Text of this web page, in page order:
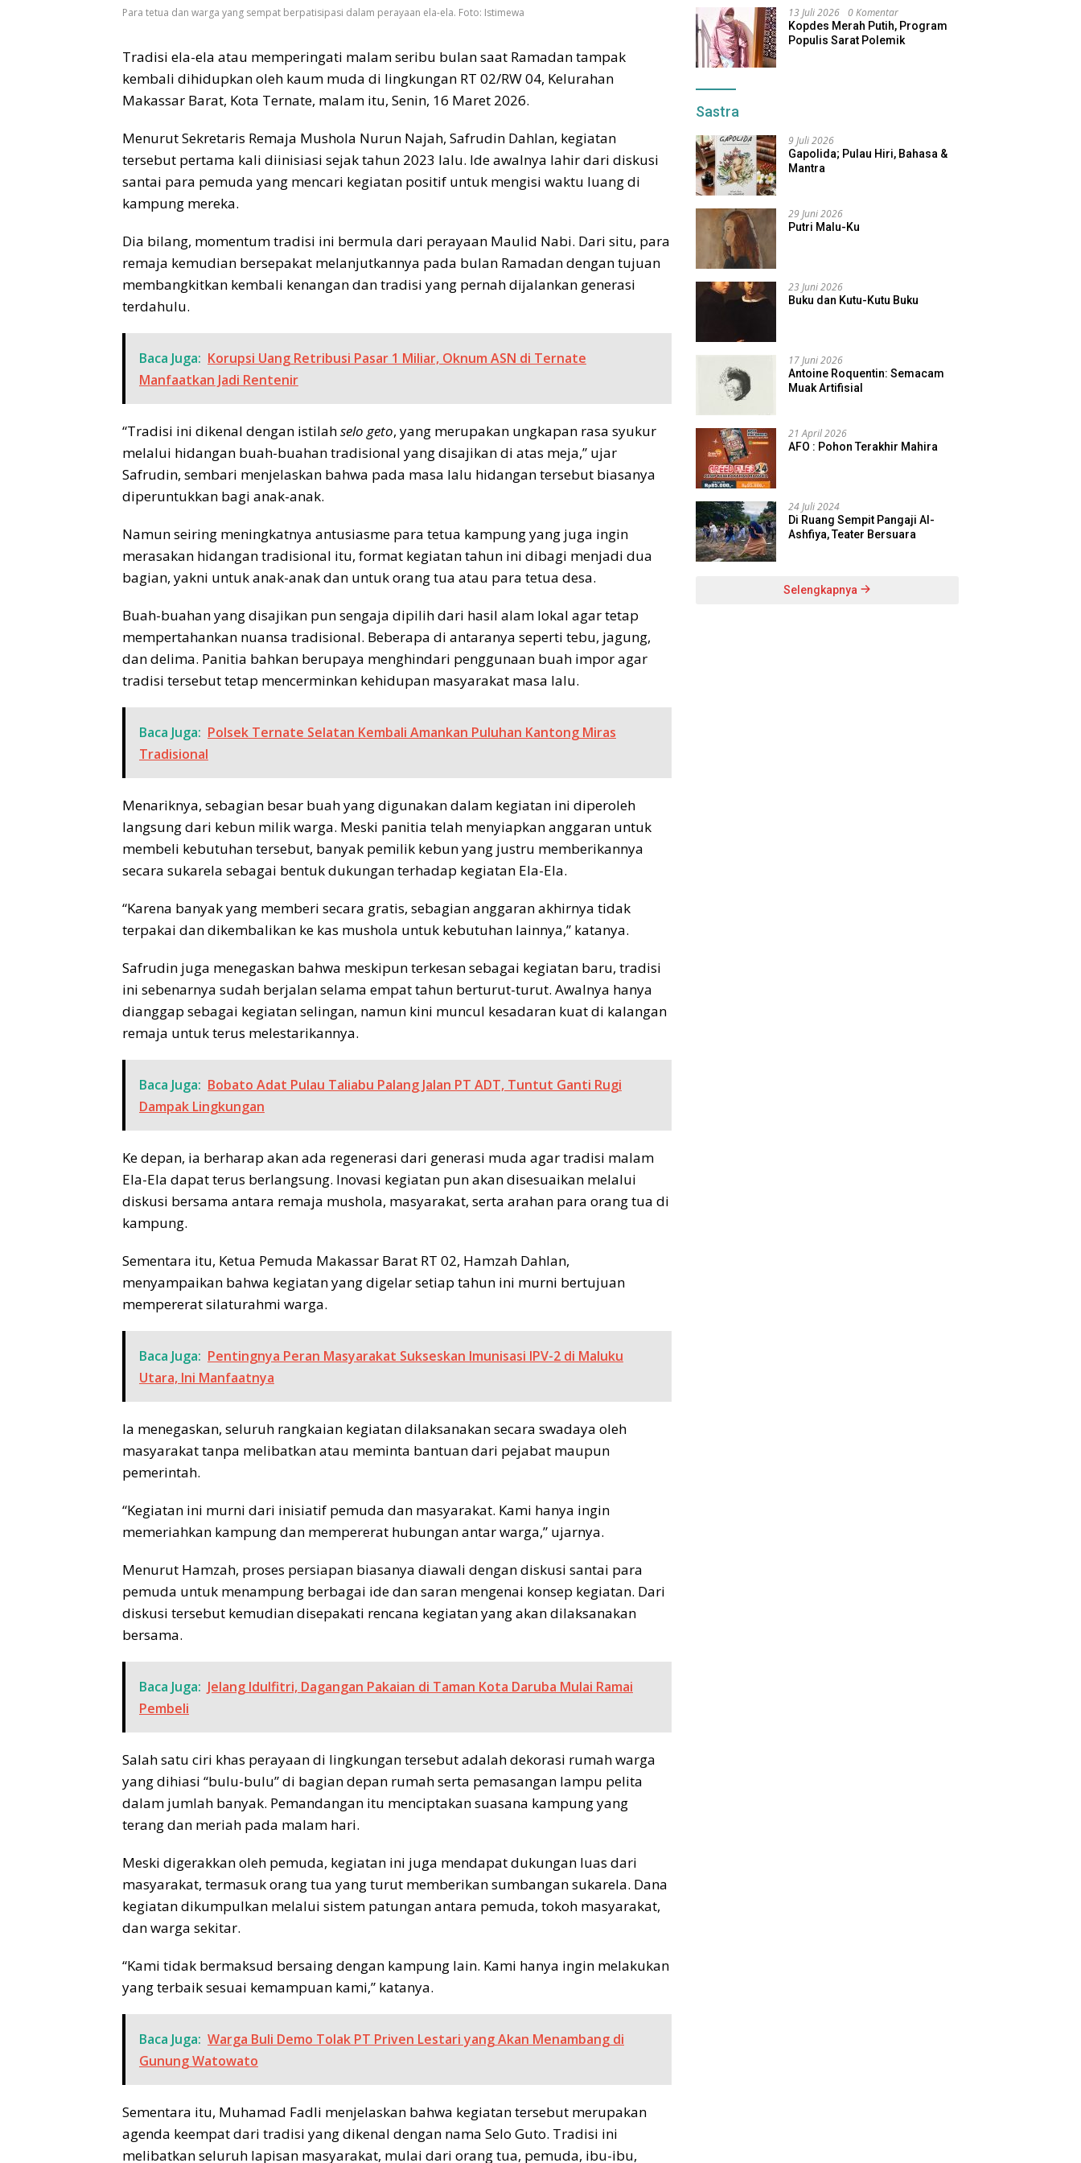
Para tetua dan warga yang sempat berpatisipasi dalam perayaan ela-ela. Foto: Istimewa
Tradisi ela-ela atau memperingati malam seribu bulan saat Ramadan tampak
kembali dihidupkan oleh kaum muda di lingkungan RT 02/RW 04, Kelurahan
Makassar Barat, Kota Ternate, malam itu, Senin, 16 Maret 2026.
Menurut Sekretaris Remaja Mushola Nurun Najah, Safrudin Dahlan, kegiatan
tersebut pertama kali diinisiasi sejak tahun 2023 lalu. Ide awalnya lahir dari diskusi
santai para pemuda yang mencari kegiatan positif untuk mengisi waktu luang di
kampung mereka.
Dia bilang, momentum tradisi ini bermula dari perayaan Maulid Nabi. Dari situ, para
remaja kemudian bersepakat melanjutkannya pada bulan Ramadan dengan tujuan
membangkitkan kembali kenangan dan tradisi yang pernah dijalankan generasi
terdahulu.
Baca Juga: Korupsi Uang Retribusi Pasar 1 Miliar, Oknum ASN di Ternate
Manfaatkan Jadi Rentenir
“Tradisi ini dikenal dengan istilahselo geto, yang merupakan ungkapan rasa syukur
melalui hidangan buah-buahan tradisional yang disajikan di atas meja,” ujar
Safrudin, sembari menjelaskan bahwa pada masa lalu hidangan tersebut biasanya
diperuntukkan bagi anak-anak.
Namun seiring meningkatnya antusiasme para tetua kampung yang juga ingin
merasakan hidangan tradisional itu, format kegiatan tahun ini dibagi menjadi dua
bagian, yakni untuk anak-anak dan untuk orang tua atau para tetua desa.
Buah-buahan yang disajikan pun sengaja dipilih dari hasil alam lokal agar tetap
mempertahankan nuansa tradisional. Beberapa di antaranya seperti tebu, jagung,
dan delima. Panitia bahkan berupaya menghindari penggunaan buah impor agar
tradisi tersebut tetap mencerminkan kehidupan masyarakat masa lalu.
Baca Juga: Polsek Ternate Selatan Kembali Amankan Puluhan Kantong Miras
Tradisional
Menariknya, sebagian besar buah yang digunakan dalam kegiatan ini diperoleh
langsung dari kebun milik warga. Meski panitia telah menyiapkan anggaran untuk
membeli kebutuhan tersebut, banyak pemilik kebun yang justru memberikannya
secara sukarela sebagai bentuk dukungan terhadap kegiatan Ela-Ela.
“Karena banyak yang memberi secara gratis, sebagian anggaran akhirnya tidak
terpakai dan dikembalikan ke kas mushola untuk kebutuhan lainnya,” katanya.
Safrudin juga menegaskan bahwa meskipun terkesan sebagai kegiatan baru, tradisi
ini sebenarnya sudah berjalan selama empat tahun berturut-turut. Awalnya hanya
dianggap sebagai kegiatan selingan, namun kini muncul kesadaran kuat di kalangan
remaja untuk terus melestarikannya.
Baca Juga: Bobato Adat Pulau Taliabu Palang Jalan PT ADT, Tuntut Ganti Rugi
Dampak Lingkungan
Ke depan, ia berharap akan ada regenerasi dari generasi muda agar tradisi malam
Ela-Ela dapat terus berlangsung. Inovasi kegiatan pun akan disesuaikan melalui
diskusi bersama antara remaja mushola, masyarakat, serta arahan para orang tua di
kampung.
Sementara itu, Ketua Pemuda Makassar Barat RT 02, Hamzah Dahlan,
menyampaikan bahwa kegiatan yang digelar setiap tahun ini murni bertujuan
mempererat silaturahmi warga.
Baca Juga: Pentingnya Peran Masyarakat Sukseskan Imunisasi IPV-2 di Maluku
Utara, Ini Manfaatnya
Ia menegaskan, seluruh rangkaian kegiatan dilaksanakan secara swadaya oleh
masyarakat tanpa melibatkan atau meminta bantuan dari pejabat maupun
pemerintah.
“Kegiatan ini murni dari inisiatif pemuda dan masyarakat. Kami hanya ingin
memeriahkan kampung dan mempererat hubungan antar warga,” ujarnya.
Menurut Hamzah, proses persiapan biasanya diawali dengan diskusi santai para
pemuda untuk menampung berbagai ide dan saran mengenai konsep kegiatan. Dari
diskusi tersebut kemudian disepakati rencana kegiatan yang akan dilaksanakan
bersama.
Baca Juga: Jelang Idulfitri, Dagangan Pakaian di Taman Kota Daruba Mulai Ramai
Pembeli
Salah satu ciri khas perayaan di lingkungan tersebut adalah dekorasi rumah warga
yang dihiasi “bulu-bulu” di bagian depan rumah serta pemasangan lampu pelita
dalam jumlah banyak. Pemandangan itu menciptakan suasana kampung yang
terang dan meriah pada malam hari.
Meski digerakkan oleh pemuda, kegiatan ini juga mendapat dukungan luas dari
masyarakat, termasuk orang tua yang turut memberikan sumbangan sukarela. Dana
kegiatan dikumpulkan melalui sistem patungan antara pemuda, tokoh masyarakat,
dan warga sekitar.
“Kami tidak bermaksud bersaing dengan kampung lain. Kami hanya ingin melakukan
yang terbaik sesuai kemampuan kami,” katanya.
Baca Juga: Warga Buli Demo Tolak PT Priven Lestari yang Akan Menambang di
Gunung Watowato
Sementara itu, Muhamad Fadli menjelaskan bahwa kegiatan tersebut merupakan
agenda keempat dari tradisi yang dikenal dengan nama Selo Guto. Tradisi ini
melibatkan seluruh lapisan masyarakat, mulai dari orang tua, pemuda, ibu-ibu,
13 Juli 2026 0 Komentar
Kopdes Merah Putih, Program
Populis Sarat Polemik
Sastra
9 Juli 2026
Gapolida; Pulau Hiri, Bahasa &
Mantra
29 Juni 2026
Putri Malu-Ku
23 Juni 2026
Buku dan Kutu-Kutu Buku
17 Juni 2026
Antoine Roquentin: Semacam
Muak Artifisial
21 April 2026
AFO : Pohon Terakhir Mahira
24 Juli 2024
Di Ruang Sempit Pangaji Al-
Ashfiya, Teater Bersuara
Selengkapnya